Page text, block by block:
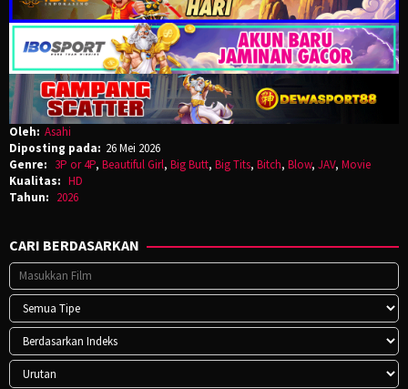
Oleh: Asahi
Diposting pada: 26 Mei 2026
Genre: 3P or 4P, Beautiful Girl, Big Butt, Big Tits, Bitch, Blow, JAV, Movie
Kualitas: HD
Tahun: 2026
CARI BERDASARKAN